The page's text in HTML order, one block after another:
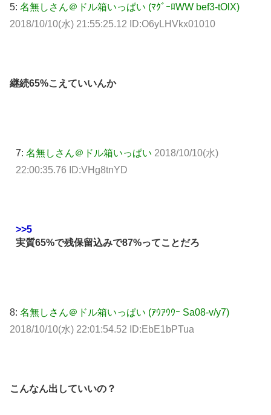
5: 名無しさん＠ドル箱いっぱい (ﾏｸﾞｰﾛWW bef3-tOlX)
2018/10/10(水) 21:55:25.12 ID:O6yLHVkx01010
継続65%こえていいんか
7: 名無しさん＠ドル箱いっぱい 2018/10/10(水)
22:00:35.76 ID:VHg8tnYD
>>5
実質65%で残保留込みで87%ってことだろ
8: 名無しさん＠ドル箱いっぱい (ｱｳｱｳｳｰ Sa08-v/y7)
2018/10/10(水) 22:01:54.52 ID:EbE1bPTua
こんなん出していいの？